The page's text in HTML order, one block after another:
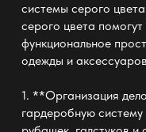
системы серого цвета
серого цвета
функциональное
одежды и
1. **Организация
гардеробную